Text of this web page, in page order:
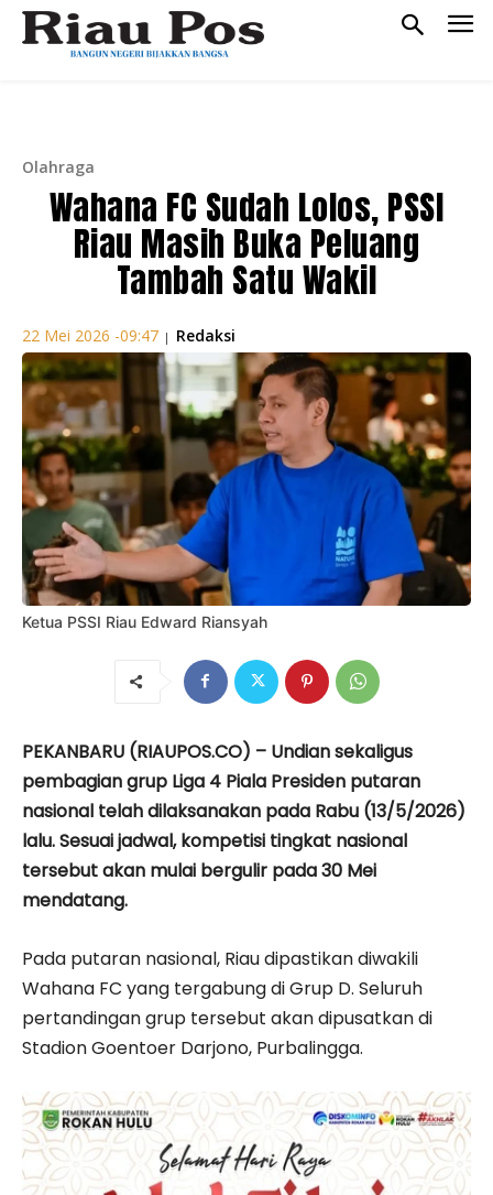
Olahraga
Wahana FC Sudah Lolos, PSSI
Riau Masih Buka Peluang
Tambah Satu Wakil
22 Mei 2026 -09:47 | Redaksi
Ketua PSSI Riau Edward Riansyah
PEKANBARU (RIAUPOS.CO) – Undian sekaligus
pembagian grup Liga 4 Piala Presiden putaran
nasional telah dilaksanakan pada Rabu (13/5/2026)
lalu. Sesuai jadwal, kompetisi tingkat nasional
tersebut akan mulai bergulir pada 30 Mei
mendatang.
Pada putaran nasional, Riau dipastikan diwakili
Wahana FC yang tergabung di Grup D. Seluruh
pertandingan grup tersebut akan dipusatkan di
Stadion Goentoer Darjono, Purbalingga.